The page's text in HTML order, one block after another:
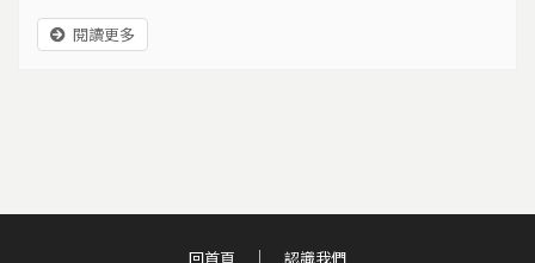
題，希望藉由漁光國小的例子，呈現「永續經營」不一
定是恆久不變，有時候轉個彎，就能夠把困境變成另一
閱讀更多
回首頁 認識我們